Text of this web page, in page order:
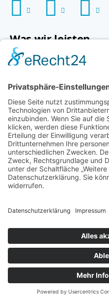
Was wir leisten
Navigation
Fugenlose Oberflächen
Raum
Wer wir sind
Navigation
überspringen
Über uns
Kontakt
Service & Beratung
Partner
Wir sind
© 2026 Maler Rith